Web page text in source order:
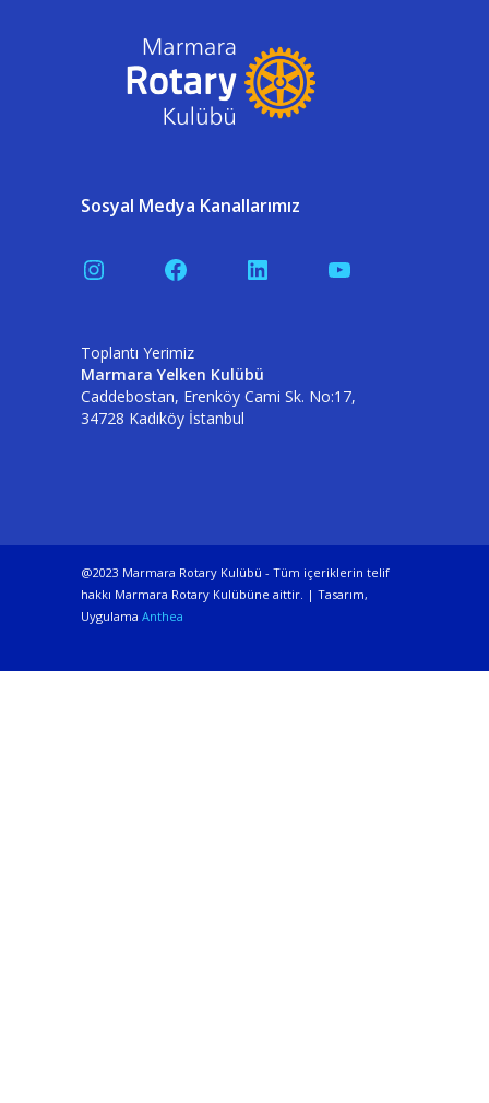
Sosyal Medya Kanallarımız
InstagramFacebookLinkedInYouTube
Toplantı Yerimiz
Marmara Yelken Kulübü
Caddebostan, Erenköy Cami Sk. No:17,
34728 Kadıköy İstanbul
@2023 Marmara Rotary Kulübü - Tüm içeriklerin telif
hakkı Marmara Rotary Kulübüne aittir. | Tasarım,
Uygulama Anthea